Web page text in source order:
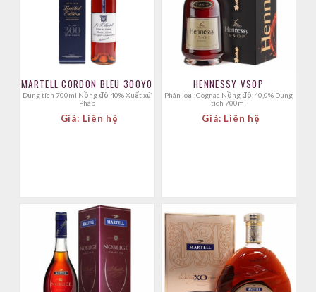
MARTELL CORDON BLEU 300YO
Dung tích 700ml Nồng độ 40% Xuất xứ
Pháp
Giá: Liên hệ
HENNESSY VSOP
Phân loại:Cognac Nồng độ:40,0% Dung
tích 700ml
Giá: Liên hệ